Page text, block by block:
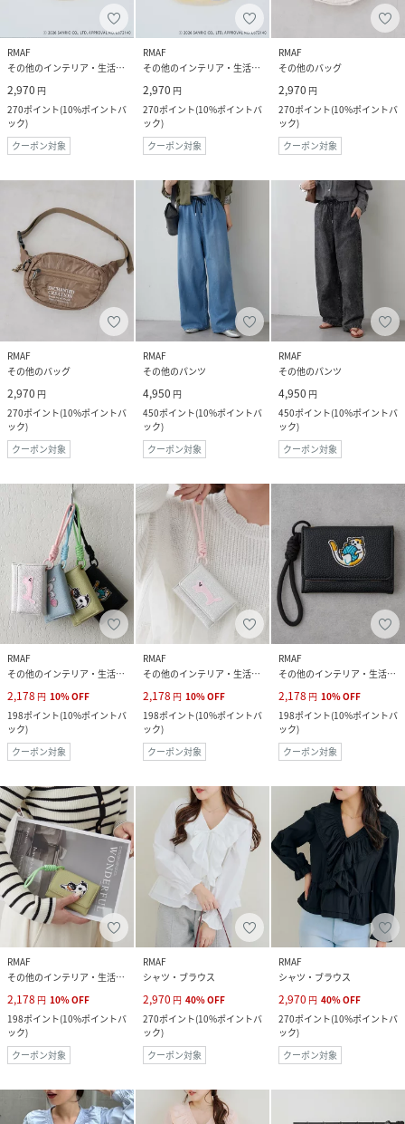
RMAF
その他のインテリア・生活雑貨
2,970 円
270ポイント(10%ポイントバ
ック)
クーポン対象
RMAF
その他のインテリア・生活雑貨
2,970 円
270ポイント(10%ポイントバ
ック)
クーポン対象
RMAF
その他のバッグ
2,970 円
270ポイント(10%ポイントバ
ック)
クーポン対象
RMAF
その他のバッグ
2,970 円
270ポイント(10%ポイントバ
ック)
クーポン対象
RMAF
その他のパンツ
4,950 円
450ポイント(10%ポイントバ
ック)
クーポン対象
RMAF
その他のパンツ
4,950 円
450ポイント(10%ポイントバ
ック)
クーポン対象
RMAF
その他のインテリア・生活雑貨
2,178 円 10%OFF
198ポイント(10%ポイントバ
ック)
クーポン対象
RMAF
その他のインテリア・生活雑貨
2,178 円 10%OFF
198ポイント(10%ポイントバ
ック)
クーポン対象
RMAF
その他のインテリア・生活雑貨
2,178 円 10%OFF
198ポイント(10%ポイントバ
ック)
クーポン対象
RMAF
その他のインテリア・生活雑貨
2,178 円 10%OFF
198ポイント(10%ポイントバ
ック)
クーポン対象
RMAF
シャツ・ブラウス
2,970 円 40%OFF
270ポイント(10%ポイントバ
ック)
クーポン対象
RMAF
シャツ・ブラウス
2,970 円 40%OFF
270ポイント(10%ポイントバ
ック)
クーポン対象